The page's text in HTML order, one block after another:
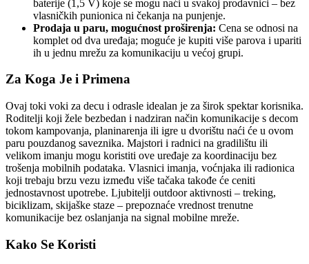
baterije (1,5 V) koje se mogu naći u svakoj prodavnici – bez
vlasničkih punionica ni čekanja na punjenje.
Prodaja u paru, mogućnost proširenja: Cena se odnosi na
komplet od dva uređaja; moguće je kupiti više parova i upariti
ih u jednu mrežu za komunikaciju u većoj grupi.
Za Koga Je i Primena
Ovaj toki voki za decu i odrasle idealan je za širok spektar korisnika.
Roditelji koji žele bezbedan i nadziran način komunikacije s decom
tokom kampovanja, planinarenja ili igre u dvorištu naći će u ovom
paru pouzdanog saveznika. Majstori i radnici na gradilištu ili
velikom imanju mogu koristiti ove uređaje za koordinaciju bez
trošenja mobilnih podataka. Vlasnici imanja, voćnjaka ili radionica
koji trebaju brzu vezu između više tačaka takođe će ceniti
jednostavnost upotrebe. Ljubitelji outdoor aktivnosti – treking,
biciklizam, skijaške staze – prepoznaće vrednost trenutne
komunikacije bez oslanjanja na signal mobilne mreže.
Kako Se Koristi